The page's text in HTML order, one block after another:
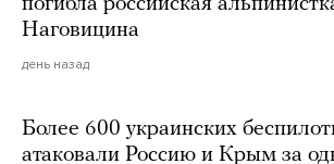
погибла российская
Наговицина
день назад
Более 600 украинских
атаковали Россию и Крым за